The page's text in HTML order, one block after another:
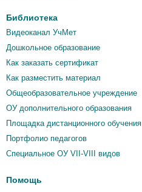
Библиотека
Видеоканал УчМет
Дошкольное образование
Как заказать сертификат
Как разместить материал
Общеобразовательное учреждение
ОУ дополнительного образования
Площадка дистанционного обучения
Портфолио педагогов
Специальное ОУ VII-VIII видов
Помощь